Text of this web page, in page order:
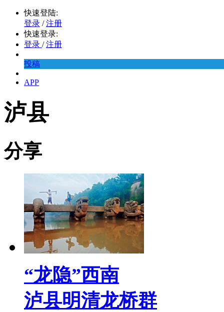
快速登陆:
登录 / 注册
快速登录:
登录 / 注册
投稿
APP
泸县
分享
“龙隐”西南
泸县明清龙桥群